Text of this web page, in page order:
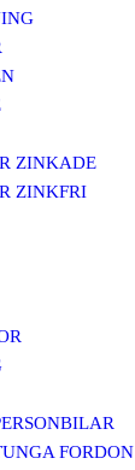
ZINKADE
ZINKFRI
FORDON